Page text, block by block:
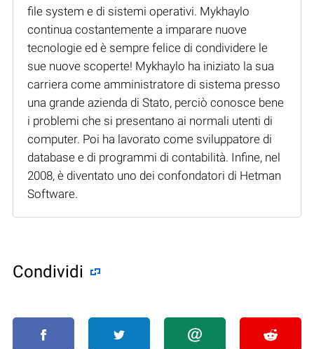
file system e di sistemi operativi. Mykhaylo
continua costantemente a imparare nuove
tecnologie ed è sempre felice di condividere le
sue nuove scoperte! Mykhaylo ha iniziato la sua
carriera come amministratore di sistema presso
una grande azienda di Stato, perciò conosce bene
i problemi che si presentano ai normali utenti di
computer. Poi ha lavorato come sviluppatore di
database e di programmi di contabilità. Infine, nel
2008, è diventato uno dei confondatori di Hetman
Software.
Condividi